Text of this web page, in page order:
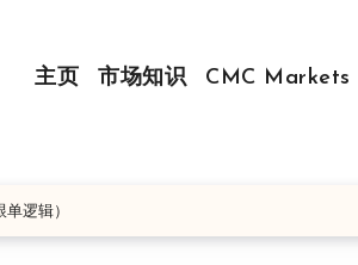
主页 市场知识 CMC Markets
逻辑）